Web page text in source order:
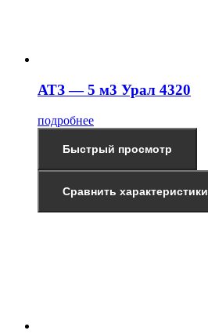
АТЗ — 5 м3 Урал 4320
подробнее
Быстрый просмотр
Сравнить характеристики